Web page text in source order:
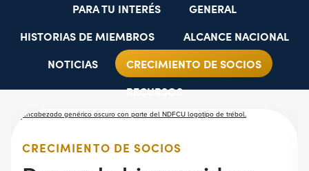
PARA TU INTERÉS
GENERAL
HISTORIAS DE MIEMBROS
ALCANCE NACIONAL
NOTICIAS
CRECIMIENTO DE SOCIOS
RECURSOS
SELECCIONAR GRUPOS DE EMPLEADORES
BECAS PARA ESTUDIANTES
CRECIMIENTO DE SOCIOS